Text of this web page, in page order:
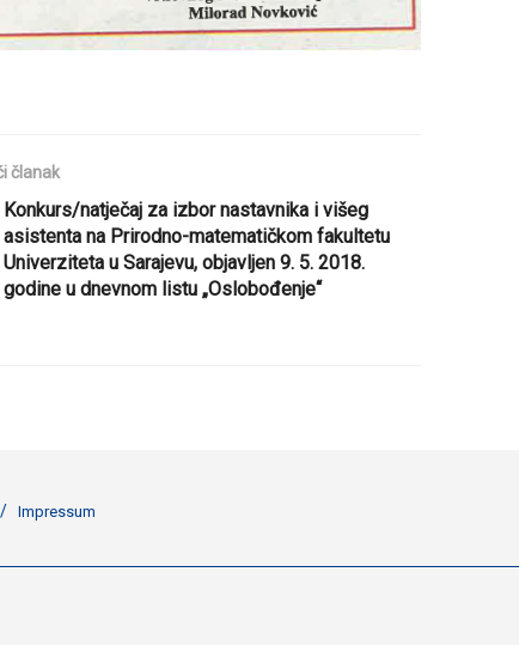
članak
Konkurs/natječaj za izbor nastavnika i višeg
asistenta na Prirodno-matematičkom fakultetu
Univerziteta u Sarajevu, objavljen 9. 5. 2018.
godine u dnevnom listu „Oslobođenje“
Impressum